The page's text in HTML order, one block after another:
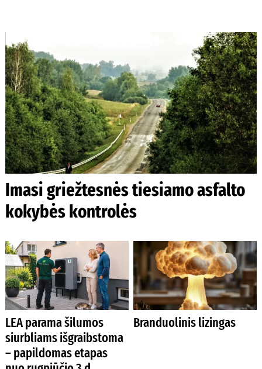
Imasi griežtesnės tiesiamo asfalto
kokybės kontrolės
LEA parama šilumos
siurbliams išgraibstoma
– papildomas etapas
Branduolinis lizingas